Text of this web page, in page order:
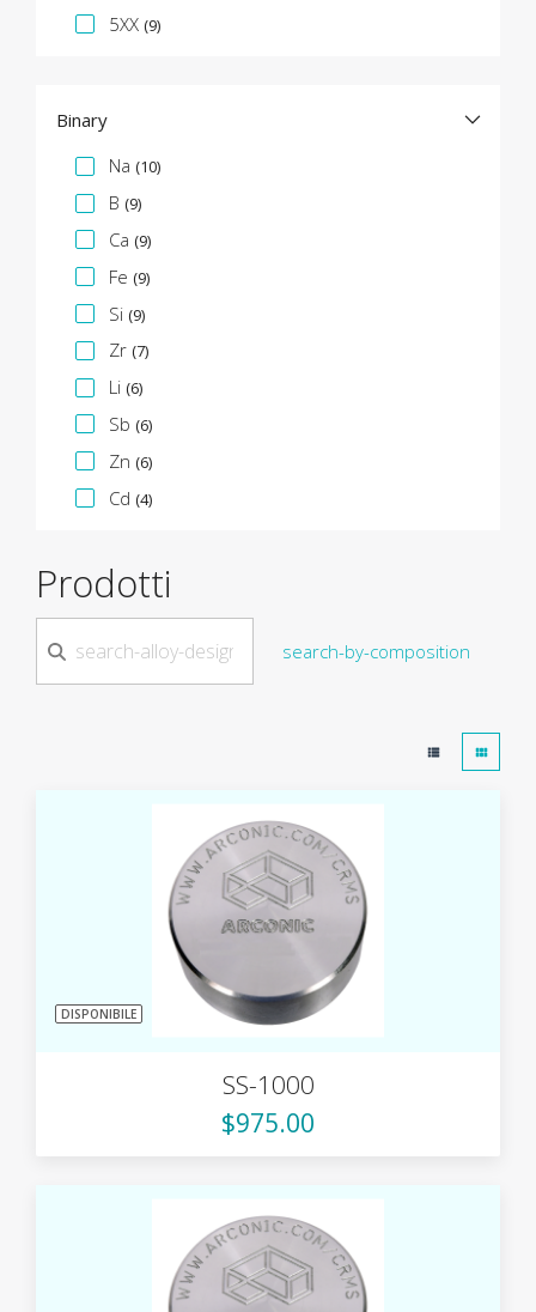
5XX (9)
Binary
Facet specifica
Na (10)
B (9)
Ca (9)
Fe (9)
Si (9)
Zr (7)
Li (6)
Sb (6)
Zn (6)
Cd (4)
Prodotti
search-by-composition
DISPONIBILE
SS-1000
$975.00